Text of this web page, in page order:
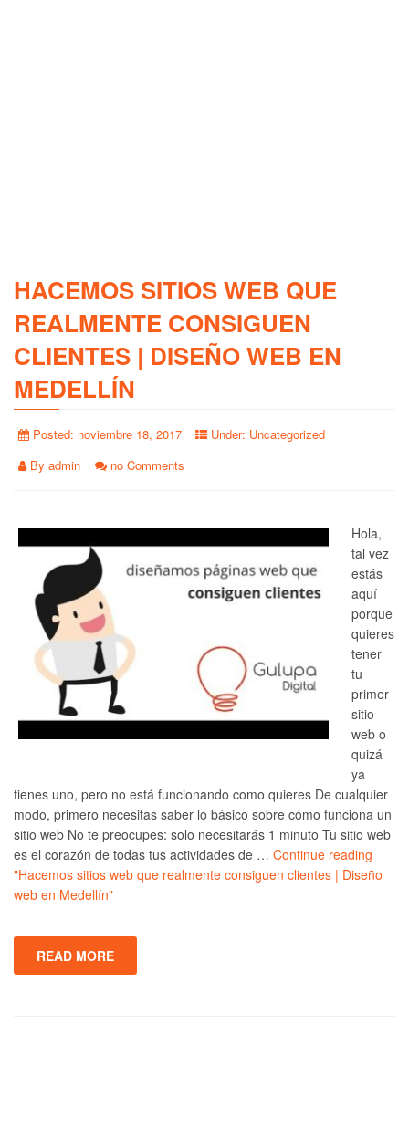
HACEMOS SITIOS WEB QUE
REALMENTE CONSIGUEN
CLIENTES | DISEÑO WEB EN
MEDELLÍN
Posted: noviembre 18, 2017 Under: Uncategorized
By admin no Comments
Hola,
tal vez
estás
aquí
porque
quieres
tener
tu
primer
sitio
web o
quizá
ya
tienes uno, pero no está funcionando como quieres De cualquier
modo, primero necesitas saber lo básico sobre cómo funciona un
sitio web No te preocupes: solo necesitarás 1 minuto Tu sitio web
es el corazón de todas tus actividades de … Continue reading
"Hacemos sitios web que realmente consiguen clientes | Diseño
web en Medellín"
READ MORE